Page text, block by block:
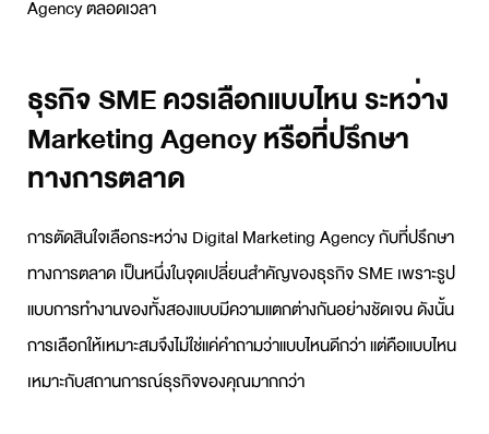
Agencyตลอดเวลา
ธุรกิจ SME ควรเลือกแบบไหน ระหว่าง
Marketing Agency หรือที่ปรึกษา
ทางการตลาด
การตัดสินใจเลือกระหว่าง Digital Marketing Agencyกับที่ปรึกษา
ทางการตลาด เป็นหนึ่งในจุดเปลี่ยนสำคัญของธุรกิจ SME เพราะรูป
แบบการทำงานของทั้งสองแบบมีความแตกต่างกันอย่างชัดเจน ดังนั้น
การเลือกให้เหมาะสมจึงไม่ใช่แค่คำถามว่าแบบไหนดีกว่า แต่คือแบบไหน
เหมาะกับสถานการณ์ธุรกิจของคุณมากกว่า